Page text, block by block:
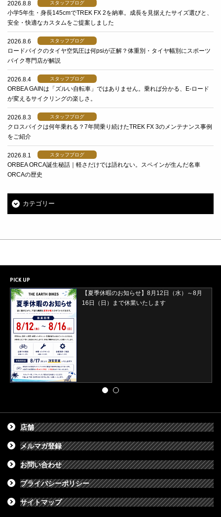
2026.8.8 スタッフブログ
小学5年生・身長145cmでTREK FX 2を納車。成長を見据えたサイズ選びと、
安全・快適なカスタムをご提案しました
2026.8.6 スタッフブログ
ロードバイクのタイヤ空気圧は何psiが正解？体重別・タイヤ幅別にスポーツ
バイク専門店が解説
2026.8.4 スタッフブログ
ORBEA GAINは「ズルい自転車」ではありません。乗れば分かる、E-ロード
が変えるサイクリングの楽しさ。
2026.8.3 スタッフブログ
クロスバイクは何年乗れる？7年間乗り続けたTREK FX 3のメンテナンス事例
をご紹介
2026.8.1 スタッフブログ
ORBEA ORCA誕生秘話｜軽さだけでは語れない。スペインが生んだ名車
ORCAの歴史
カテゴリー
PICK UP
【夏季休暇のお知らせ】8月12日（水）～8月
16日（日）まで休業いたします
店舗
メルマガ登録
お問い合わせ
プライバシーポリシー
サイトマップ